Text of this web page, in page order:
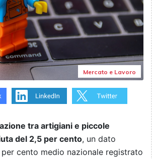
Mercato e Lavoro
tra artigiani e piccole
del 2,5 per cento, un dato
cento medio nazionale registrato